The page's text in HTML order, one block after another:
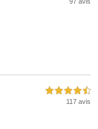
4,5 étoiles sur 5
117 avis